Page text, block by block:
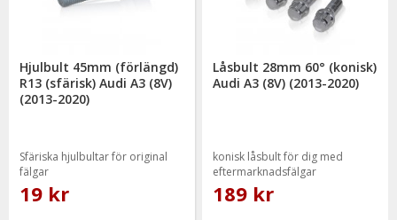
Hjulbult 45mm (förlängd)
R13 (sfärisk) Audi A3 (8V)
(2013-2020)
Sfäriska hjulbultar för original
fälgar
19 kr
Låsbult 28mm 60° (konisk)
Audi A3 (8V) (2013-2020)
konisk låsbult för dig med
eftermarknadsfälgar
189 kr